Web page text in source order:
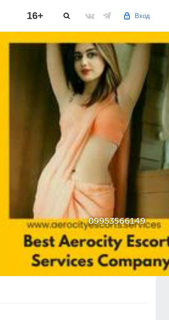
Вход
16+
09953566149